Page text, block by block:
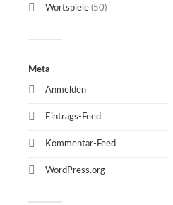
Wortspiele (50)
Meta
Anmelden
Eintrags-Feed
Kommentar-Feed
WordPress.org